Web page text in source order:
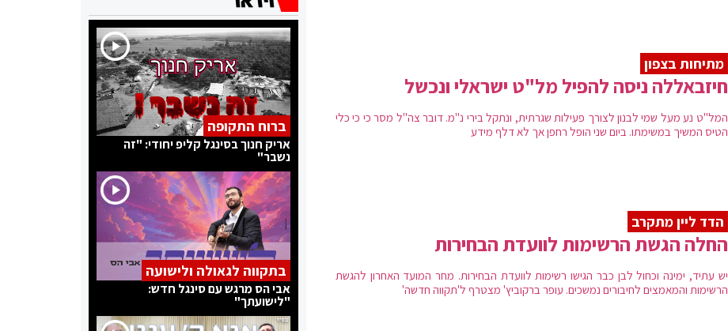
מתיחות בצפון
חיזבאללה ניסה להפיל מל"ט ישראלי ונכשל
המל"ט נע מעל שמי לבנון לצורך פעילות שגרתית, ונתקל בירי נ"מ. דובר צה"ל מסר כי כי כלי
הטיס המשיך במשימתו. ביום שני הופל רחפן אך לא דלף מידע
הדד ליין מתקרב
החלה הגשת הרשימות לוועדת הבחירות
יש עתיד, ימינה וכחול לבן כבר הגישו רשימות לוועדת הבחירות. מחר המועד האחרון להגשת
הרשימות והמאמצים לחיבורים נמשכים. עופר ברקוביץ' מצטרף ל'תקווה חדשה'
ברוח התקופה
אריק חנוך בסינגל קליפ יחודי: "זה
נשבר"
בתקווה לגאולה ולישועה
אבי הס מרגש עם סינגל חדש:
"לישועתך"